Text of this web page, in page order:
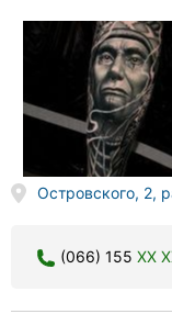
Островского, 2,
(066) 155 XX